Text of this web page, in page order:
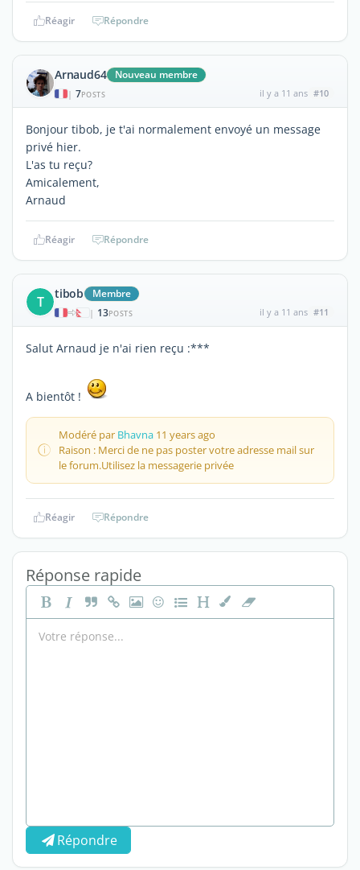
Réagir Répondre
Arnaud64 Nouveau membre
| 7POSTS il y a 11 ans #10
Bonjour tibob, je t'ai normalement envoyé un message
privé hier.
L'as tu reçu?
Amicalement,
Arnaud
Réagir Répondre
T tibob Membre
| 13POSTS il y a 11 ans #11
Salut Arnaud je n'ai rien reçu :***
A bientôt !
Modéré par Bhavna 11 years ago
Raison : Merci de ne pas poster votre adresse mail sur
le forum.Utilisez la messagerie privée
Réagir Répondre
Réponse rapide
Répondre